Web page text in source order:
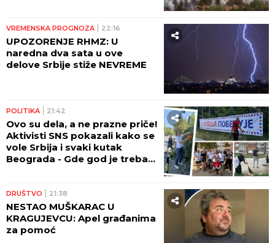
VREMENSKA PROGNOZA 22:16
UPOZORENJE RHMZ: U
naredna dva sata u ove
delove Srbije stiže NEVREME
POLITIKA 21:42
Ovo su dela, a ne prazne priče!
Aktivisti SNS pokazali kako se
vole Srbija i svaki kutak
Beograda - Gde god je trebalo
DRUŠTVO 21:38
NESTAO MUŠKARAC U
KRAGUJEVCU: Apel građanima
za pomoć